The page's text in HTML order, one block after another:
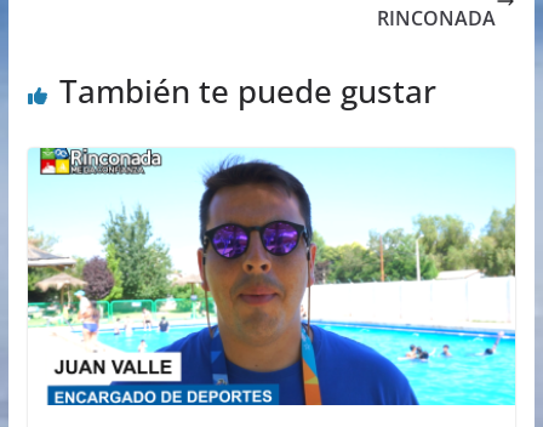
RINCONADA
También te puede gustar